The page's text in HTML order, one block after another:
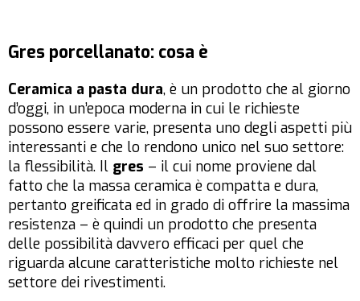
Gres porcellanato: cosa è
Ceramica a pasta dura, è un prodotto che al giorno
d’oggi, in un’epoca moderna in cui le richieste
possono essere varie, presenta uno degli aspetti più
interessanti e che lo rendono unico nel suo settore:
la flessibilità. Il gres – il cui nome proviene dal
fatto che la massa ceramica è compatta e dura,
pertanto greificata ed in grado di offrire la massima
resistenza – è quindi un prodotto che presenta
delle possibilità davvero efficaci per quel che
riguarda alcune caratteristiche molto richieste nel
settore dei rivestimenti.